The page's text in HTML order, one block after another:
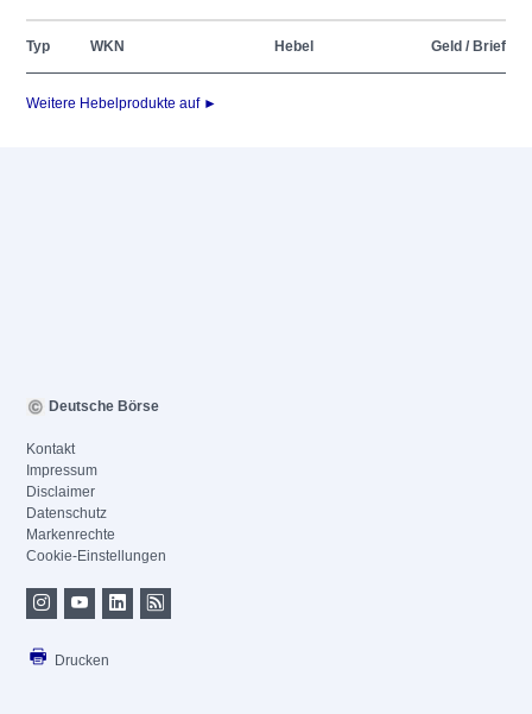
Typ WKN Hebel Geld / Brief
Weitere Hebelprodukte auf ►
Deutsche Börse
Kontakt
Impressum
Disclaimer
Datenschutz
Markenrechte
Cookie-Einstellungen
Drucken